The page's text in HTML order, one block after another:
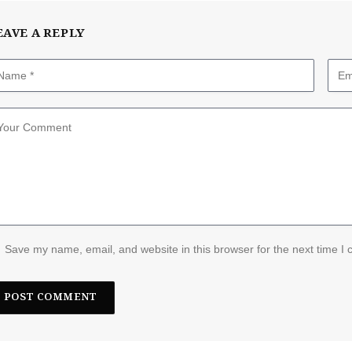
A REPLY
Save my name, email, and website in this browser for the next time I